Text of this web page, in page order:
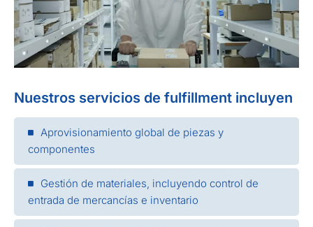
Nuestros servicios de fulfillment incluyen
Aprovisionamiento global de piezas y
componentes
Gestión de materiales, incluyendo control de
entrada de mercancías e inventario